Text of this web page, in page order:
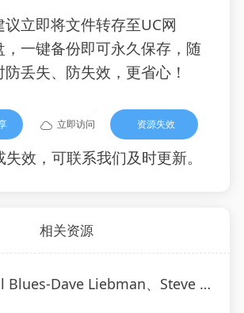
议立即将文件转存至UC网
，一键备份即可永久保存，随
防丢失、防失效，更省心！
立即访问 资源失效
效，可联系我们及时更新。
相关资源
Dave Liebman、Steve Swallow、Adam Nussbaum